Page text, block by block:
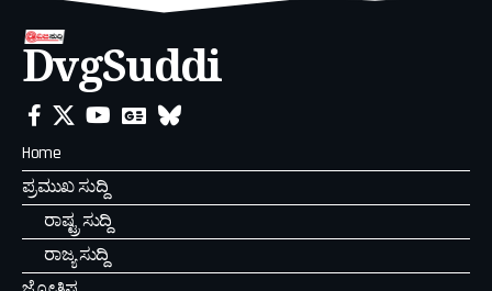
DvgSuddi
Home
ಪ್ರಮುಖ ಸುದ್ದಿ
ರಾಷ್ಟ್ರ ಸುದ್ದಿ
ರಾಜ್ಯ ಸುದ್ದಿ